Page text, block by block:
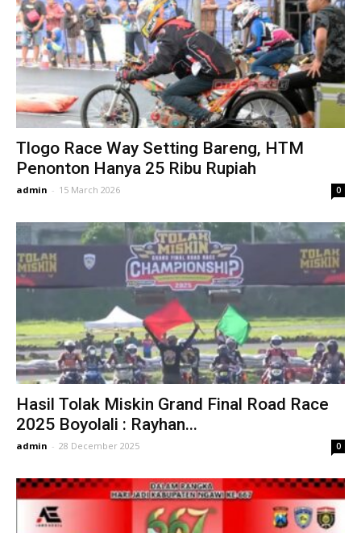
Tlogo Race Way Setting Bareng, HTM
Penonton Hanya 25 Ribu Rupiah
admin - 15 March 2026 0
Hasil Tolak Miskin Grand Final Road Race
2025 Boyolali : Rayhan...
admin - 28 December 2025 0